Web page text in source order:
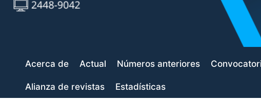
Acerca de Actual Números anteriores
Alianza de revistas Estadísticas